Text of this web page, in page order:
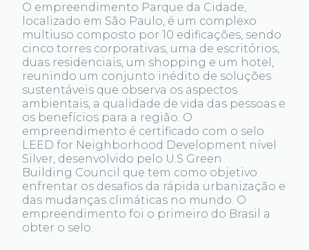
O empreendimento Parque da Cidade,
localizado em São Paulo, é um complexo
multiuso composto por 10 edificações, sendo
cinco torres corporativas, uma de escritórios,
duas residenciais, um shopping e um hotel,
reunindo um conjunto inédito de soluções
sustentáveis que observa os aspectos
ambientais, a qualidade de vida das pessoas e
os benefícios para a região. O
empreendimento é certificado com o selo
LEED for Neighborhood Development nível
Silver, desenvolvido pelo U.S Green
Building Council que tem como objetivo
enfrentar os desafios da rápida urbanização e
das mudanças climáticas no mundo. O
empreendimento foi o primeiro do Brasil a
obter o selo.